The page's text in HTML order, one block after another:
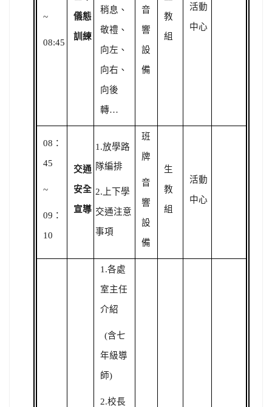
~
08:45
儀態
訓練
稍息、
敬禮、
向左、
向右、
向後
轉…
音
響
設
備
教
組
活動
中心
08 ：
45
~
09 ：
10
交通
安全
宣導
1.放學路
隊編排
2. 上下學
交通注意
事項
班
牌
音
響
設
備
生
教
組
活動
中心
1.各處
室主任
介紹
(含七
年級導
師)
2.校長